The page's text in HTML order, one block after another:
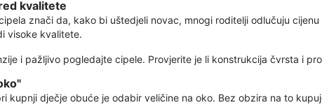
kvalitete
znači da, kako bi uštedjeli novac, mnogi roditelji odlučuju
visoke kvalitete.
i pažljivo pogledajte cipele. Provjerite je li konstrukcija čvrsta i
kupnji dječje obuće je odabir veličine na oko. Bez obzira na to